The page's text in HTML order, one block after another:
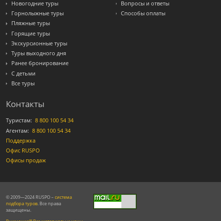
Новогодние туры
Горнолыжные туры
Пляжные туры
Горящие туры
Экскурсионные туры
Туры выходного дня
Ранее бронирование
С детьми
Все туры
Вопросы и ответы
Способы оплаты
Контакты
Туристам: 8 800 100 54 34
Агентам: 8 800 100 54 34
Поддержка
Офис RUSPO
Офисы продаж
© 2009—2024 RUSPO – система
подбора туров. Все права
защищены.